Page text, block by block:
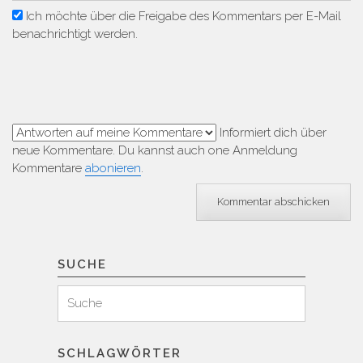
Ich möchte über die Freigabe des Kommentars per E-Mail
benachrichtigt werden.
Informiert dich über
neue Kommentare. Du kannst auch one Anmeldung
Kommentare abonieren.
SUCHE
für:
Suchen
SCHLAGWÖRTER